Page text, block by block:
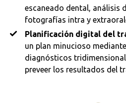
escaneado dental, análisis
fotografías intra y
Planificación digital del
un plan minucioso
diagnósticos
preveer los resultados del